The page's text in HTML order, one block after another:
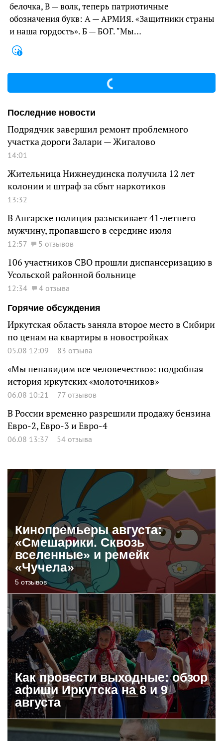
белочка, В — волк, теперь патриотичные
обозначения букв: А — АРМИЯ. «Защитники страны
и наша гордость». Б — БОГ. "Мы…
Последние новости
Подрядчик завершил ремонт проблемного
участка дороги Залари — Жигалово
14:01
Жительница Нижнеудинска получила 12 лет
колонии и штраф за сбыт наркотиков
13:32
В Ангарске полиция разыскивает 41-летнего
мужчину, пропавшего в середине июля
12:57 5 отзывов
106 участников СВО прошли диспансеризацию в
Усольской районной больнице
12:34
4 отзыва
Горячие обсуждения
Иркутская область заняла второе место в Сибири
по ценам на квартиры в новостройках
05.08 12:09 83 отзыва
«Мы ненавидим все человечество»: подробная
история иркутских «молоточников»
06.08 10:21 77 отзывов
В России временно разрешили продажу бензина
Евро-2, Евро-3 и Евро-4
06.08 13:37 54 отзыва
Кинопремьеры августа:
«Смешарики. Сквозь
вселенные» и ремейк
«Чучела»
5 отзывов
Как провести выходные: обзор
афиши Иркутска на 8 и 9
августа